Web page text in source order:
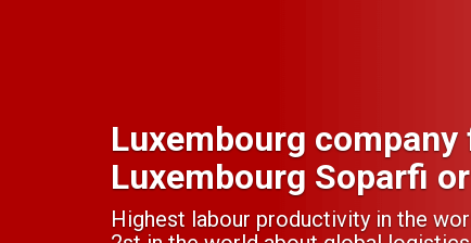
Luxembourg
Luxembourg Soparfi
Highest labour productivity in the